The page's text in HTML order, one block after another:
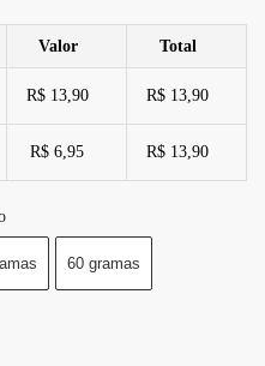
Valor Total
R$ 13,90 R$ 13,90
R$ 6,95 R$ 13,90
60 gramas